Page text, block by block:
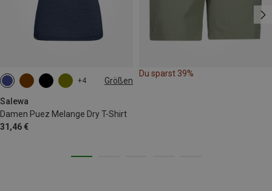
+4 Größen
Salewa
Damen Puez Melange Dry T-Shirt
31,46 €
M L XL XXL
Du sparst 39%